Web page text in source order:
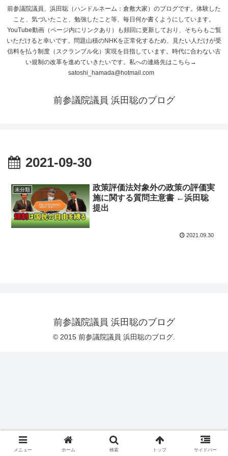
前参議院議員、浜田聡（ハンドルネーム：倉敷大家）のブログです。体験した
こと、気づいたこと、勉強したこと等、毎日何か書くようにしています。
YouTube動画（ページ内にリンクあり）も頻回に更新しており、そちらもご覧
いただけると幸いです。問題山積のNHKを正常化するため、見たい人だけが受
信料を払う制度（スクランブル化）実現を目指しています。時代に合わない古
い規制の改革を進めていきたいです。私への連絡先はこちら→
satoshi_hamada@hotmail.com
前参議院議員 浜田聡のブログ
2021-09-30
未分類
政策評価法対象外の政策の評価実
施に関する質問主意書 ←浜田聡
提出
2021.09.30
前参議院議員 浜田聡のブログ
© 2015 前参議院議員 浜田聡のブログ.
メニュー ホーム 検索 トップ サイドバー